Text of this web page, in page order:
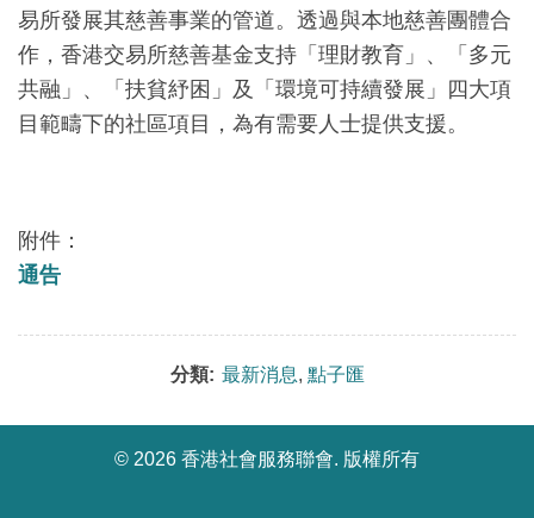
易所發展其慈善事業的管道。透過與本地慈善團體合
作，香港交易所慈善基金支持「理財教育」、「多元
共融」、「扶貧紓困」及「環境可持續發展」四大項
目範疇下的社區項目，為有需要人士提供支援。
附件：
通告
分類: 最新消息, 點子匯
© 2026 香港社會服務聯會. 版權所有